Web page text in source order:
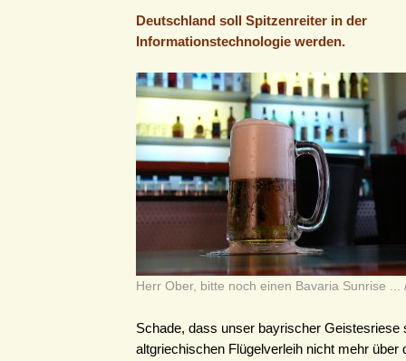
Deutschland soll Spitzenreiter in der
Informationstechnologie werden.
Herr Ober, bitte noch einen Bavaria Sunrise
Schade, dass unser bayrischer Geistesriese
altgriechischen Flügelverleih nicht mehr über